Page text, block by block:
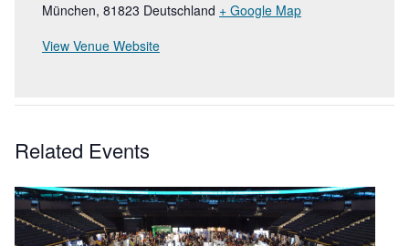
München, 81823 Deutschland + Google Map
View Venue Website
Related Events